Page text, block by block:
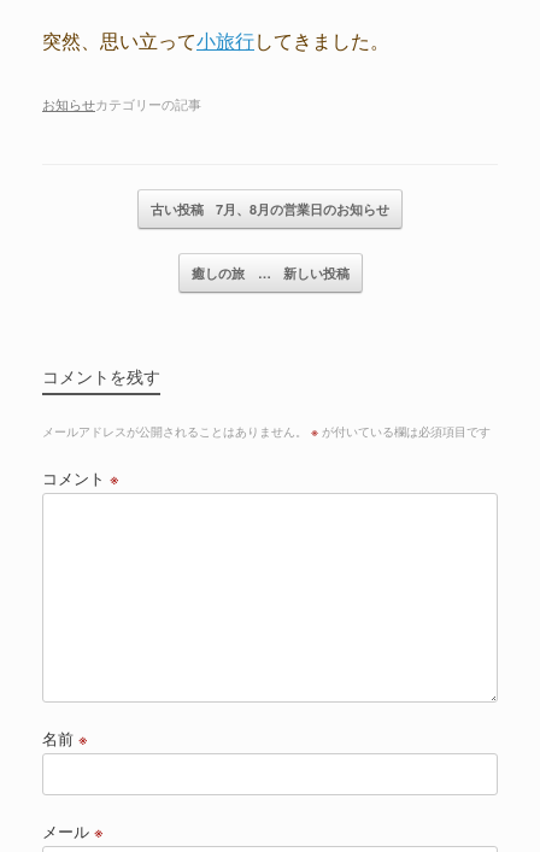
突然、思い立って小旅行してきました。
お知らせカテゴリーの記事
記事のナビゲーション
古い投稿 7月、8月の営業日のお知らせ
癒しの旅 … 新しい投稿
コメントを残す
メールアドレスが公開されることはありません。 ※ が付いている欄は必須項目です
コメント ※
名前 ※
メール ※